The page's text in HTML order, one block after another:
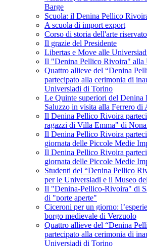
Barge
Scuola: il Denina Pellico
A scuola di import export
Corso di storia dell'arte
Il grazie del Presidente
Libertas e Move alle
Il "Denina Pellico Rivoira" alla
Quattro allieve del “Denina
partecipato alla cerimonia di
Universiadi di Torino
Le Quinte superiori del Denina
Saluzzo in visita alla Ferrero di
Il Denina Pellico Rivoira
ragazzi di Villa Emma" di
Il Denina Pellico Rivoira
giornata delle Piccole Medie
Il Denina Pellico Rivoira
giornata delle Piccole Medie
Studenti del “Denina Pellico
per le Universiadi e il Museo
Il "Denina-Pellico-Rivoira" di
di "porte aperte"
Ciceroni per un giorno:
borgo medievale di Verzuolo
Quattro allieve del “Denina
partecipato alla cerimonia di
Universiadi di Torino